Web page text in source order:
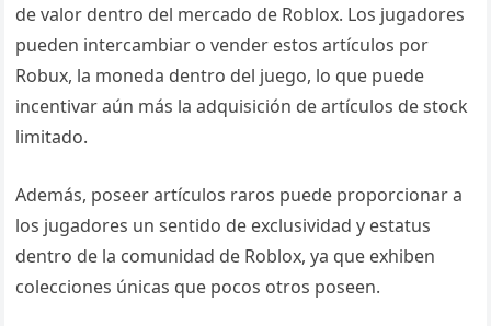
de valor dentro del mercado de Roblox. Los jugadores
pueden intercambiar o vender estos artículos por
Robux, la moneda dentro del juego, lo que puede
incentivar aún más la adquisición de artículos de stock
limitado.
Además, poseer artículos raros puede proporcionar a
los jugadores un sentido de exclusividad y estatus
dentro de la comunidad de Roblox, ya que exhiben
colecciones únicas que pocos otros poseen.